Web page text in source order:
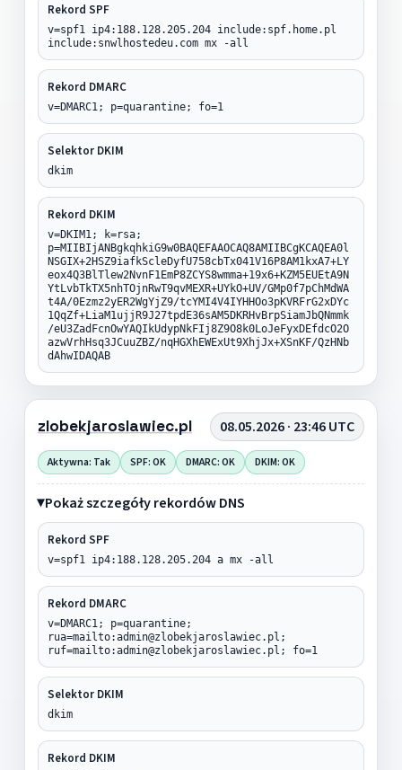
Rekord SPF
v=spf1 ip4:188.128.205.204 include:spf.home.pl
include:snwlhostedeu.com mx -all
Rekord DMARC
v=DMARC1; p=quarantine; fo=1
Selektor DKIM
dkim
Rekord DKIM
v=DKIM1; k=rsa;
p=MIIBIjANBgkqhkiG9w0BAQEFAAOCAQ8AMIIBCgKCAQEA0l
NSGIX+2HSZ9iafkScleDyfU758cbTx041V16P8AM1kxA7+LY
eox4Q3BlTlew2NvnF1EmP8ZCYS8wmma+19x6+KZM5EUEtA9N
YtLvbTkTX5nhTOjnRwT9qvMEXR+UYkO+UV/GMp0f7pChMdWA
t4A/0Ezmz2yER2WgYjZ9/tcYMI4V4IYHHOo3pKVRFrG2xDYc
1QqZf+LiaM1ujjR9J27tpdE36sAM5DKRHvBrpSiamJbQNmmk
/eU3ZadFcnOwYAQIkUdypNkFIj8Z9O8k0LoJeFyxDEfdcO2O
azwVrhHsq3JCuuZBZ/nqHGXhEWExUt9XhjJx+XSnKF/QzHNb
dAhwIDAQAB
zlobekjaroslawiec.pl 08.05.2026 · 23:46 UTC
Aktywna: Tak SPF: OK DMARC: OK DKIM: OK
Pokaż szczegóły rekordów DNS
Rekord SPF
v=spf1 ip4:188.128.205.204 a mx -all
Rekord DMARC
v=DMARC1; p=quarantine;
rua=mailto:admin@zlobekjaroslawiec.pl;
ruf=mailto:admin@zlobekjaroslawiec.pl; fo=1
Selektor DKIM
dkim
Rekord DKIM